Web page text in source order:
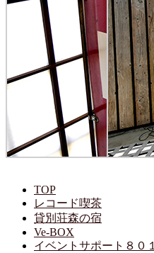
TOP
レコード喫茶
貸別荘森の宿
Ve-BOX
イベントサポート８０１